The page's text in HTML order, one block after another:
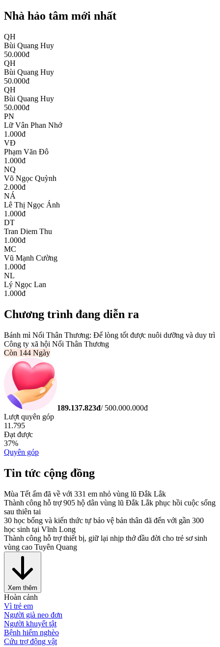
Nhà hảo tâm mới nhất
QH
Bùi Quang Huy
50.000đ
QH
Bùi Quang Huy
50.000đ
QH
Bùi Quang Huy
50.000đ
PN
Lữ Vân Phan Nhớ
1.000đ
VĐ
Phạm Văn Đô
1.000đ
NQ
Võ Ngọc Quỳnh
2.000đ
NÁ
Lê Thị Ngọc Ánh
1.000đ
DT
Tran Diem Thu
1.000đ
MC
Vũ Mạnh Cường
1.000đ
NL
Lý Ngọc Lan
1.000đ
Chương trình đang diễn ra
Bánh mì Nối Thân Thương: Để lòng tốt được nuôi dưỡng và duy trì
Công ty xã hội Nối Thân Thương
Còn 144 Ngày
189.137.823đ/ 500.000.000đ
Lượt quyên góp
11.795
Đạt được
37%
Quyên góp
Tin tức cộng đồng
Mùa Tết ấm đã về với 331 em nhỏ vùng lũ Đắk Lắk
Thành công hỗ trợ 905 hộ dân vùng lũ Đắk Lắk phục hồi cuộc sống
sau thiên tai
30 học bổng và kiến thức tự bảo vệ bản thân đã đến với gần 300
học sinh tại Vĩnh Long
Thành công hỗ trợ thiết bị, giữ lại nhịp thở đầu đời cho trẻ sơ sinh
vùng cao Tuyên Quang
Xem thêm
Hoàn cảnh
Vì trẻ em
Người già neo đơn
Người khuyết tật
Bệnh hiểm nghèo
Cứu trợ động vật